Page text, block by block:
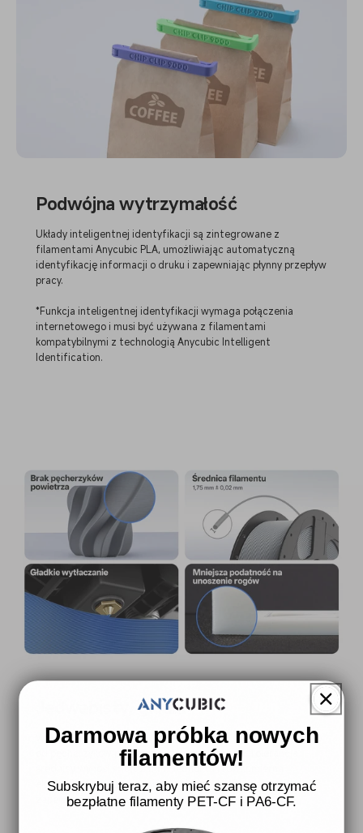
Podwójna wytrzymałość
Układy inteligentnej identyfikacji są zintegrowane z
filamentami Anycubic PLA, umożliwiając automatyczną
identyfikację informacji o druku i zapewniając płynny przepływ
pracy.
*Funkcja inteligentnej identyfikacji wymaga połączenia
internetowego i musi być używana z filamentami
kompatybilnymi z technologią Anycubic Intelligent
Identification.
Jedwabisty, gładki
Wykonany z najwyższej jakości surowców, filament jest wolny
od pęcherzyków powietrza i zanieczyszczeń. Tolerancja
średnicy wynosi <±0,02 mm. Jednolita i równomierna
ekstruzja skutecznie minimalizuje zatykanie dyszy,
zapewniając nieskazitelne i gładkie powierzchnie.
Darmowa próbka nowych
filamentów!
Subskrybuj teraz, aby mieć szansę otrzymać
bezpłatne filamenty PET-CF i PA6-CF.